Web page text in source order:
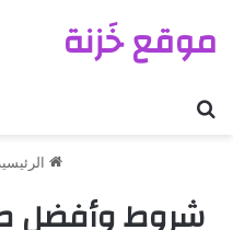
موقع خَزنة
شروط وأفضل